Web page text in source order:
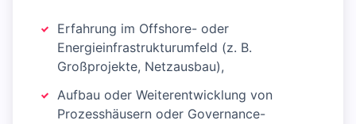
Erfahrung im Offshore- oder
Energieinfrastrukturumfeld (z. B.
Großprojekte, Netzausbau),
Aufbau oder Weiterentwicklung von
Prozesshäusern oder Governance-